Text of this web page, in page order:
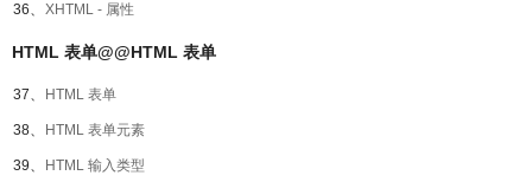
36、 XHTML - 属性
HTML 表单@@HTML 表单
37、 HTML 表单
38、 HTML 表单元素
39、 HTML 输入类型